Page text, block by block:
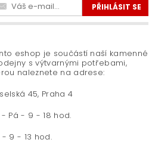
eshop je součástí naší kamenné
s výtvarnými potřebami,
naleznete na adrese:
45, Praha 4
- Pá - 9 - 18 hod.
- 9 - 13 hod.